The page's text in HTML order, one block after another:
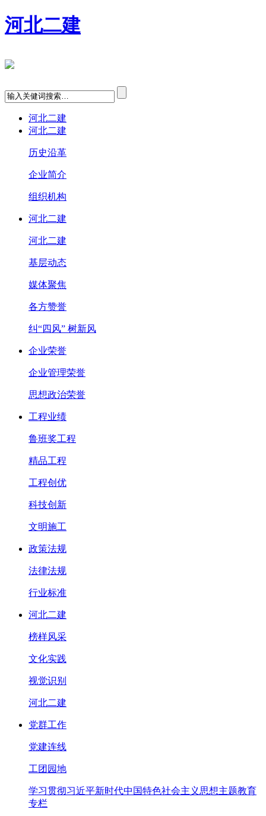
河北二建
河北二建
河北二建
历史沿革
企业简介
组织机构
河北二建
河北二建
基层动态
媒体聚焦
各方赞誉
纠“四风” 树新风
企业荣誉
企业管理荣誉
思想政治荣誉
工程业绩
鲁班奖工程
精品工程
工程创优
科技创新
文明施工
政策法规
法律法规
行业标准
河北二建
榜样风采
文化实践
视觉识别
河北二建
党群工作
党建连线
工团园地
学习贯彻习近平新时代中国特色社会主义思想主题教育
专栏